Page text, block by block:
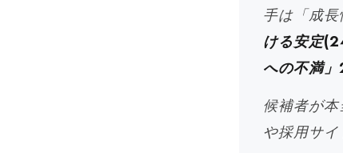
手は「成長
ける安定
への不満
候補者が
や採用サ